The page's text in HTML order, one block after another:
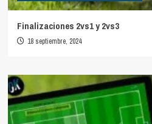
Finalizaciones 2vs1 y 2vs3
18 septiembre, 2024